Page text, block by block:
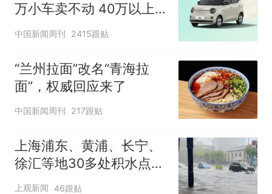
万小车卖不动 40万以上
的抢购
中国新闻周刊 2415跟贴
“兰州拉面”改名“青海拉
面”，权威回应来了
中国新闻周刊 217跟贴
上海浦东、黄浦、长宁、
徐汇等地30多处积水点正
在抢排
上观新闻 46跟贴